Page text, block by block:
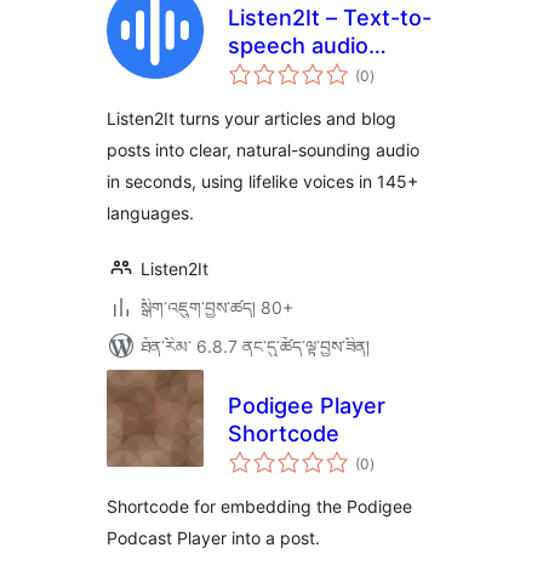
Listen2It – Text-to-
speech audio
article
(0གདེང་
འཇོག་
ཚང་།
)
Listen2It turns your articles and blog
posts into clear, natural-sounding audio
in seconds, using lifelike voices in 145+
languages.
Listen2It
སྒྲིག་འཇུག་བྱས་ཚད། 80+
ཐོན་རིམ་ 6.8.7 ནང་དུ་ཚོད་ལྟ་བྱས་ཟིན།
Podigee Player
Shortcode
(0གདེང་
འཇོག་
ཚང་།
)
Shortcode for embedding the Podigee
Podcast Player into a post.